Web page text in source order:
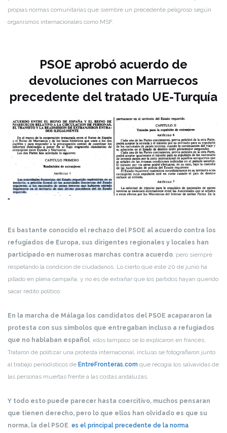
propias normas comunitarias que siembre un precedente peligroso según
organismos internacionales como MSF.
PSOE aprobó acuerdo de
devoluciones con Marruecos
precedente del tratado UE-Turquía
Es bastante conocido el rechazo del PSOE al acuerdo contra los
refugiados de Europa, sus dirigentes regionales y locales han
participado en numerosas marchas contra acuerdo , pero siempre
respetando la condición de ciudadanos. Lo cierto que este 20 de junio ha
pillado en plena campaña, y no es de extrañar que los partidos hayan querido
sacar rédito político.
En la marcha de Málaga los candidatos del PSOE acapararon la
protesta con sus símbolos que entregaban incluso a refugiados
que no hablaban español , ellos tampoco se lo explicaron en francés.
Trataron de politizar una protesta internacional, incluso se fotografiaron junto
al trabajo periodísticos de EntreFronteras.com que recogía los salvavidas de
las personas muertas frente a las costas andaluzas.
Y todo esto puede parecer hasta coercitivo, muchos pensaran
que tienen derecho, pero lo que ellos han olvidado es que su
norma, la del PSOE es el principal precedente de la norma